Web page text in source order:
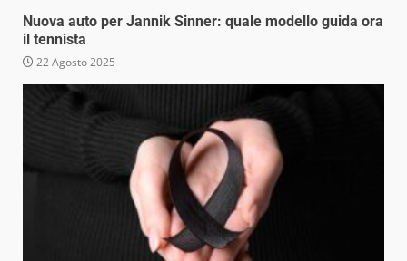
Nuova auto per Jannik Sinner: quale modello guida ora
il tennista
22 Agosto 2025